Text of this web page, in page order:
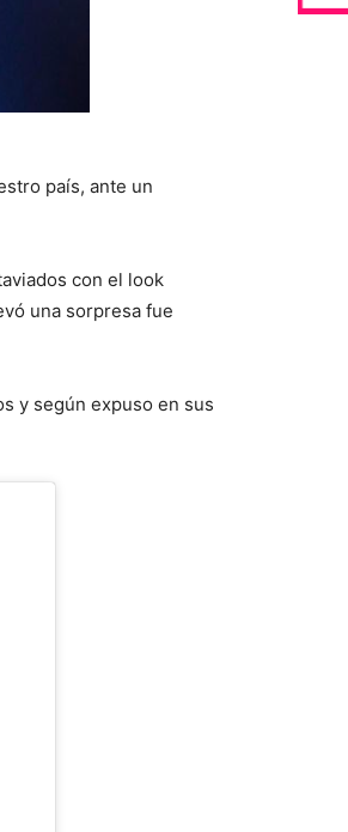
país, ante un
con el look
una sorpresa fue
y según expuso en sus